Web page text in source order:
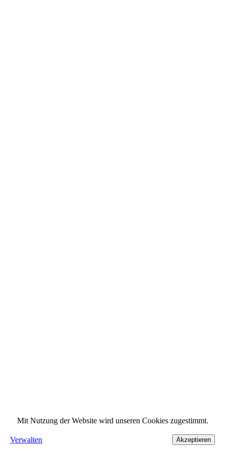
Mit Nutzung der Website wird unseren Cookies zugestimmt.
Verwalten Akzeptieren